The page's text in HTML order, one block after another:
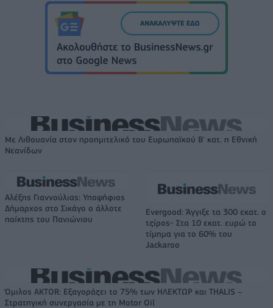
Με Λιθουανία στον προημιτελικό του Ευρωπαϊκού Β' κατ. η Εθνική
Νεανίδων
Αλέξης Γιαννούλιας: Υποψήφιος
Δήμαρχος στο Σικάγο ο άλλοτε
παίκτης του Πανιώνιου
Evergood: Άγγιξε τα 300 εκατ. ο
τζίρος- Στα 10 εκατ. ευρώ το
τίμημα για το 60% του
Jackaroo
Όμιλος AKTOR: Εξαγοράζει το 75% των ΗΛΕΚΤΩΡ και THALIS –
Στρατηγική συνεργασία με τη Motor Oil